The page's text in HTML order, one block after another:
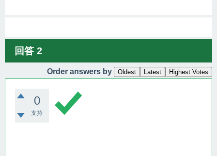
回答 2
Order answers by Oldest Latest Highest Votes
0
支持